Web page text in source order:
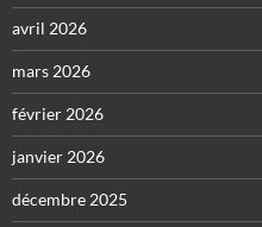
avril 2026
mars 2026
février 2026
janvier 2026
décembre 2025